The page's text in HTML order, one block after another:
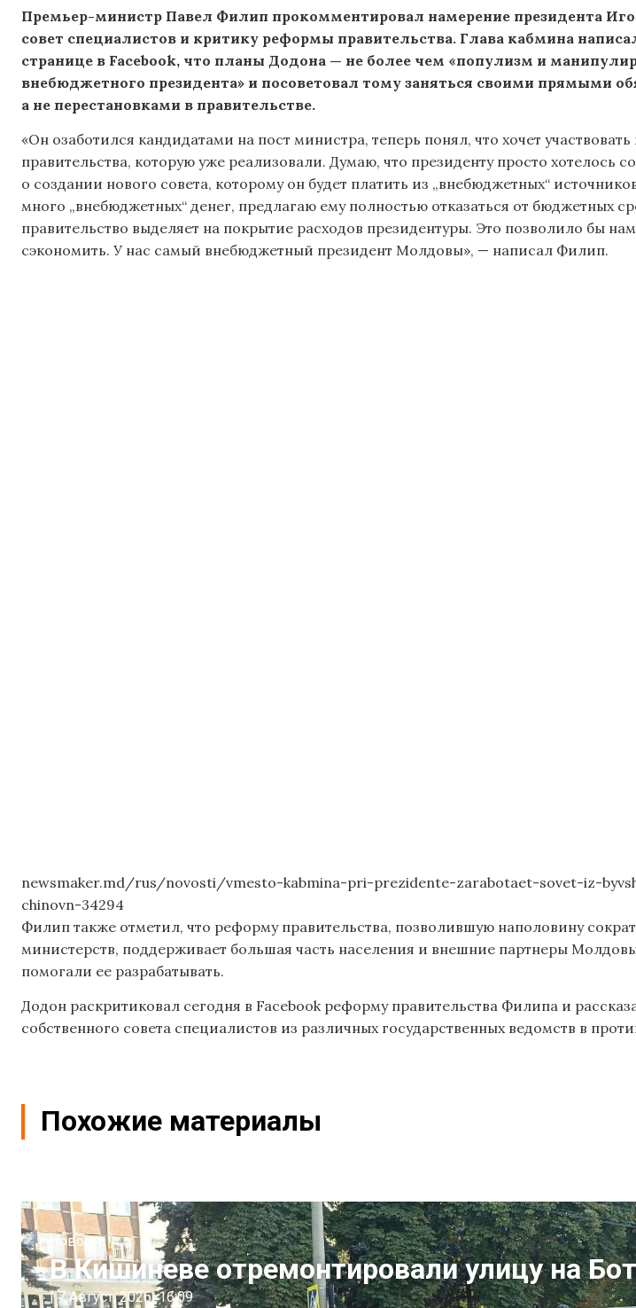
Премьер-министр Павел Филип прокомментировал намерение президента
совет специалистов и критику реформы правительства. Глава кабмина
странице в Facebook, что планы Додона — не более чем «популизм и
внебюджетного президента» и посоветовал тому заняться своими прямыми
а не перестановками в правительстве.
«Он озаботился кандидатами на пост министра, теперь понял, что хочет
правительства, которую уже реализовали. Думаю, что президенту просто хотелось
о создании нового совета, которому он будет платить из „внебюджетных“
много „внебюджетных“ денег, предлагаю ему полностью отказаться от бюджетных
правительство выделяет на покрытие расходов президентуры. Это позволило бы
сэкономить. У нас самый внебюджетный президент Молдовы», — написал Филип.
newsmaker.md/rus/novosti/vmesto-kabmina-pri-prezidente-zarabotaet-sovet-iz-
chinovn-34294
Филип также отметил, что реформу правительства, позволившую наполовину
министерств, поддерживает большая часть населения и внешние партнеры
помогали ее разрабатывать.
Додон раскритиковал сегодня в Facebook реформу правительства Филипа и
собственного совета специалистов из различных государственных ведомств в
Похожие материалы
Новости
В Кишиневе отремонтировали улицу на
| 7 Август, 2026 16:09